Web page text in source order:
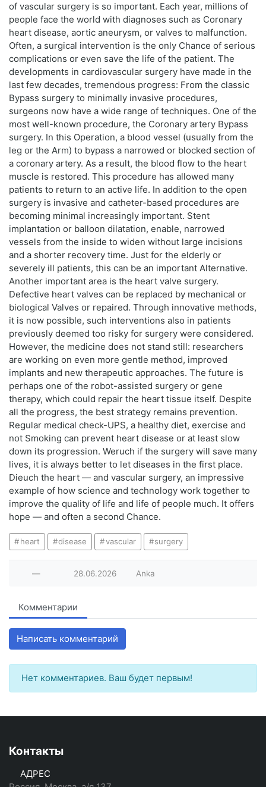
of vascular surgery is so important. Each year, millions of
people face the world with diagnoses such as Coronary
heart disease, aortic aneurysm, or valves to malfunction.
Often, a surgical intervention is the only Chance of serious
complications or even save the life of the patient. The
developments in cardiovascular surgery have made in the
last few decades, tremendous progress: From the classic
Bypass surgery to minimally invasive procedures,
surgeons now have a wide range of techniques. One of the
most well-known procedure, the Coronary artery Bypass
surgery. In this Operation, a blood vessel (usually from the
leg or the Arm) to bypass a narrowed or blocked section of
a coronary artery. As a result, the blood flow to the heart
muscle is restored. This procedure has allowed many
patients to return to an active life. In addition to the open
surgery is invasive and catheter-based procedures are
becoming minimal increasingly important. Stent
implantation or balloon dilatation, enable, narrowed
vessels from the inside to widen without large incisions
and a shorter recovery time. Just for the elderly or
severely ill patients, this can be an important Alternative.
Another important area is the heart valve surgery.
Defective heart valves can be replaced by mechanical or
biological Valves or repaired. Through innovative methods,
it is now possible, such interventions also in patients
previously deemed too risky for surgery were considered.
However, the medicine does not stand still: researchers
are working on even more gentle method, improved
implants and new therapeutic approaches. The future is
perhaps one of the robot-assisted surgery or gene
therapy, which could repair the heart tissue itself. Despite
all the progress, the best strategy remains prevention.
Regular medical check-UPS, a healthy diet, exercise and
not Smoking can prevent heart disease or at least slow
down its progression. Weruch if the surgery will save many
lives, it is always better to let diseases in the first place.
Dieuch the heart — and vascular surgery, an impressive
example of how science and technology work together to
improve the quality of life and life of people much. It offers
hope — and often a second Chance.
heart disease vascular surgery
— 28.06.2026 Anka
Комментарии
Написать комментарий
Нет комментариев. Ваш будет первым!
Контакты
АДРЕС